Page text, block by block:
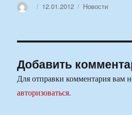
АвторОпубликовано
12.01.2012 Рубрики
Новости
Добавить
Для отправки комментария вам
авторизоваться.